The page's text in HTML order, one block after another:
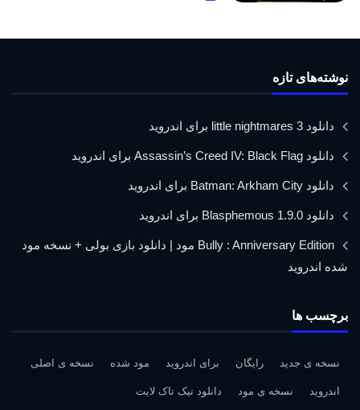
نوشته‌های تازه
دانلود little nightmares 3 برای اندروید
دانلود Assassin’s Creed IV: Black Flag برای اندروید
دانلود Batman: Arkham City برای اندروید
دانلود Blasphemous 1.9.0 برای اندروید
Bully : Anniversary Edition مود | دانلود بازی بولی + نسخه مود
شده اندروید
برچسب ها
نسخه ی جدید رایگان برای اندروید مود شده نسخه ی اصلی
اندروید نسخه ی مود دانلود تیک تاک لایت